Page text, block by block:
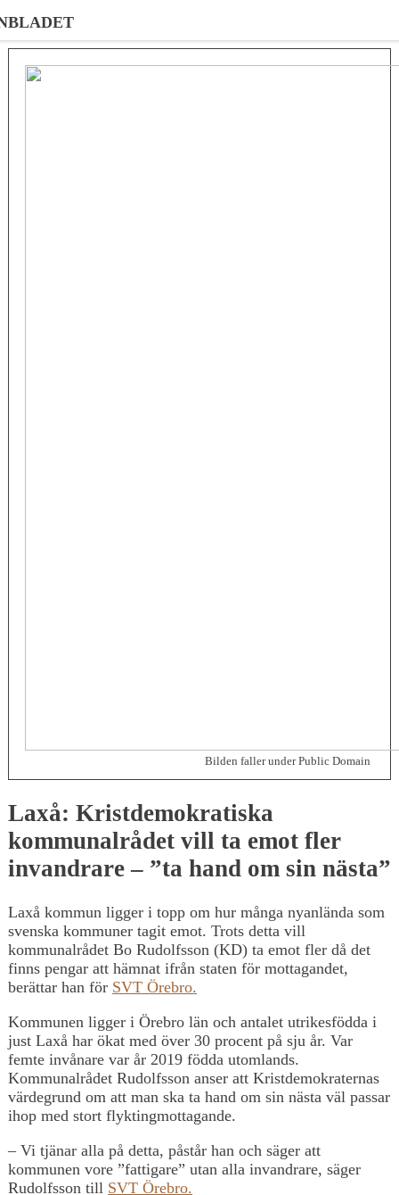
Bilden faller under Public Domain
Laxå: Kristdemokratiska
kommunalrådet vill ta emot fler
invandrare – ”ta hand om sin nästa”
Laxå kommun ligger i topp om hur många nyanlända som
svenska kommuner tagit emot. Trots detta vill
kommunalrådet Bo Rudolfsson (KD) ta emot fler då det
finns pengar att hämnat ifrån staten för mottagandet,
berättar han för SVT Örebro.
Kommunen ligger i Örebro län och antalet utrikesfödda i
just Laxå har ökat med över 30 procent på sju år. Var
femte invånare var år 2019 födda utomlands.
Kommunalrådet Rudolfsson anser att Kristdemokraternas
värdegrund om att man ska ta hand om sin nästa väl passar
ihop med stort flyktingmottagande.
– Vi tjänar alla på detta, påstår han och säger att
kommunen vore ”fattigare” utan alla invandrare, säger
Rudolfsson till SVT Örebro.